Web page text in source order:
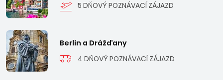
5 DŇOVÝ POZNÁVACÍ ZÁJAZD
Berlín a Drážďany
4 DŇOVÝ POZNÁVACÍ ZÁJAZD